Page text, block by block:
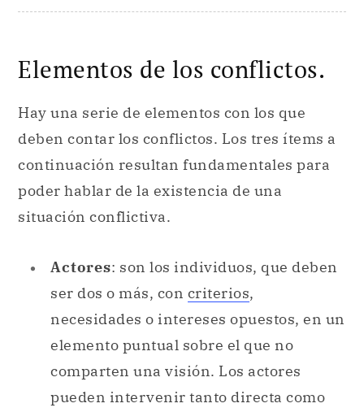
Elementos de los conflictos.
Hay una serie de elementos con los que
deben contar los conflictos. Los tres ítems a
continuación resultan fundamentales para
poder hablar de la existencia de una
situación conflictiva.
Actores: son los individuos, que deben
ser dos o más, con criterios,
necesidades o intereses opuestos, en un
elemento puntual sobre el que no
comparten una visión. Los actores
pueden intervenir tanto directa como